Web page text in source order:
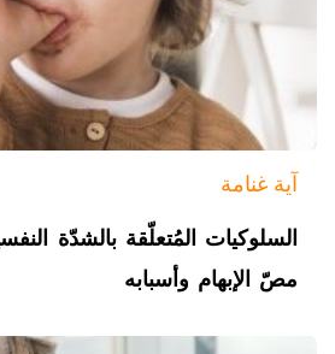
آية غنامة
السلوكيات المُتعلّقة بالشدّة
مصّ الإبهام وأسبابه